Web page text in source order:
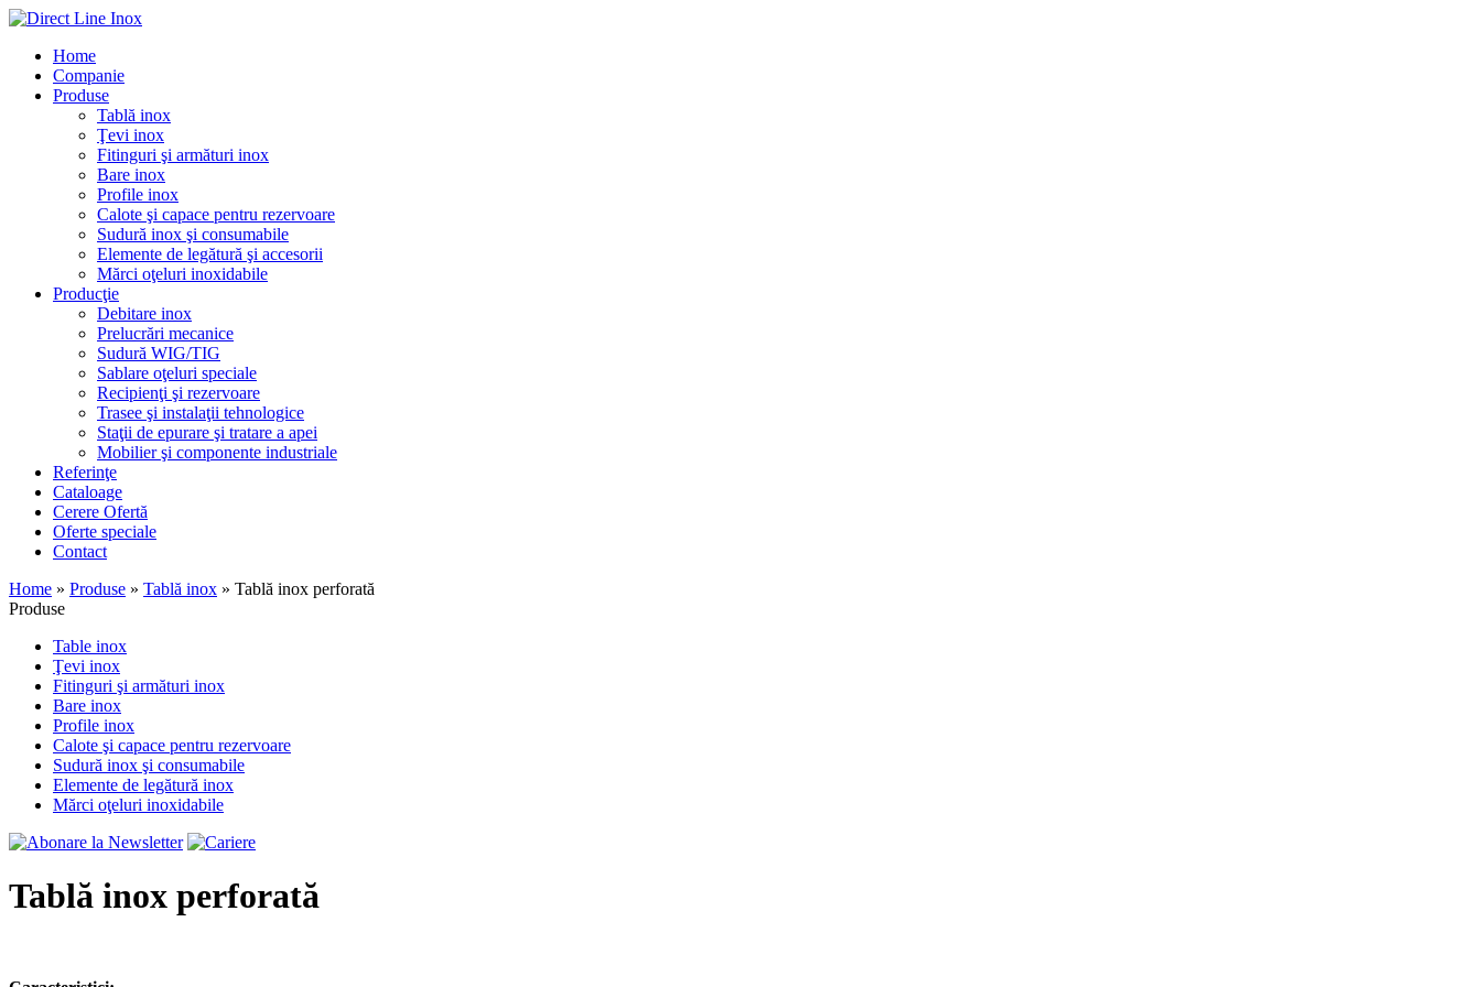
Home
Companie
Produse
Tablă inox
Ţevi inox
Fitinguri şi armături inox
Bare inox
Profile inox
Calote şi capace pentru rezervoare
Sudură inox şi consumabile
Elemente de legătură şi accesorii
Mărci oţeluri inoxidabile
Producţie
Debitare inox
Prelucrări mecanice
Sudură WIG/TIG
Sablare oţeluri speciale
Recipienţi şi rezervoare
Trasee şi instalaţii tehnologice
Staţii de epurare şi tratare a apei
Mobilier şi componente industriale
Referinţe
Cataloage
Cerere Ofertă
Oferte speciale
Contact
Home » Produse » Tablă inox » Tablă inox perforată
Produse
Table inox
Ţevi inox
Fitinguri şi armături inox
Bare inox
Profile inox
Calote şi capace pentru rezervoare
Sudură inox şi consumabile
Elemente de legătură inox
Mărci oţeluri inoxidabile
Tablă inox perforată